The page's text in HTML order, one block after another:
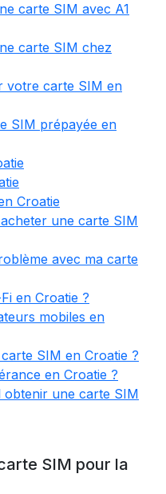
carte SIM avec A1
carte SIM chez
votre carte SIM en
SIM prépayée en
Croatie
une carte SIM
avec ma carte
en Croatie ?
mobiles en
SIM en Croatie ?
en Croatie ?
une carte SIM
SIM pour la